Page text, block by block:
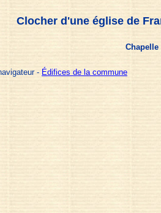
Clocher d'une église de
- Édifices de la commune